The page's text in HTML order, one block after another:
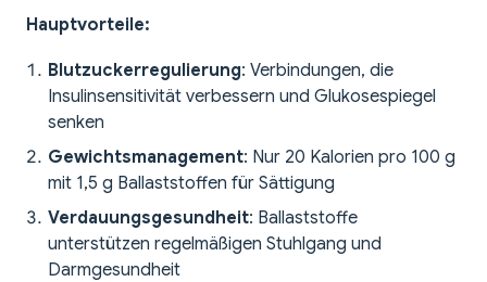
Hauptvorteile:
Blutzuckerregulierung: Verbindungen, die
Insulinsensitivität verbessern und Glukosespiegel
senken
Gewichtsmanagement: Nur 20 Kalorien pro 100 g
mit 1,5 g Ballaststoffen für Sättigung
Verdauungsgesundheit: Ballaststoffe
unterstützen regelmäßigen Stuhlgang und
Darmgesundheit